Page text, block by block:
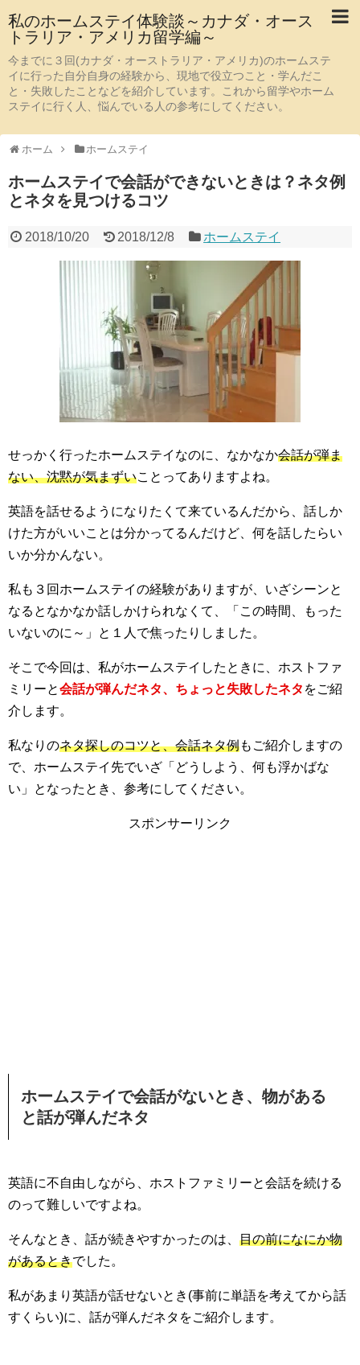
私のホームステイ体験談～カナダ・オース
トラリア・アメリカ留学編～
今までに３回(カナダ・オーストラリア・アメリカ)のホームステ
イに行った自分自身の経験から、現地で役立つこと・学んだこ
と・失敗したことなどを紹介しています。これから留学やホーム
ステイに行く人、悩んでいる人の参考にしてください。
ホーム ホームステイ
ホームステイで会話ができないときは？ネタ例
とネタを見つけるコツ
2018/10/20 2018/12/8 ホームステイ
せっかく行ったホームステイなのに、なかなか会話が弾ま
ない、沈黙が気まずいことってありますよね。
英語を話せるようになりたくて来ているんだから、話しか
けた方がいいことは分かってるんだけど、何を話したらい
いか分かんない。
私も３回ホームステイの経験がありますが、いざシーンと
なるとなかなか話しかけられなくて、「この時間、もった
いないのに～」と１人で焦ったりしました。
そこで今回は、私がホームステイしたときに、ホストファ
ミリーと会話が弾んだネタ、ちょっと失敗したネタ をご紹
介します。
私なりのネタ探しのコツと、会話ネタ例もご紹介しますの
で、ホームステイ先でいざ「どうしよう、何も浮かばな
い」となったとき、参考にしてください。
スポンサーリンク
ホームステイで会話がないとき、物がある
と話が弾んだネタ
英語に不自由しながら、ホストファミリーと会話を続ける
のって難しいですよね。
そんなとき、話が続きやすかったのは、 目の前になにか物
があるときでした。
私があまり英語が話せないとき(事前に単語を考えてから話
すくらい)に、話が弾んだネタをご紹介します。